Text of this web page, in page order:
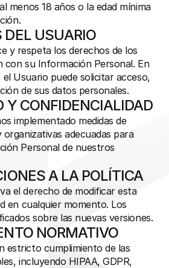
menos 18 años o la edad mínima
DEL USUARIO
y respeta los derechos de los
con su Información Personal. En
Usuario puede solicitar acceso,
de sus datos personales.
Y CONFIDENCIALIDAD
implementado medidas de
organizativas adecuadas para
Personal de nuestros
A LA POLÍTICA
el derecho de modificar esta
en cualquier momento. Los
sobre las nuevas versiones.
NORMATIVO
estricto cumplimiento de las
incluyendo HIPAA, GDPR,